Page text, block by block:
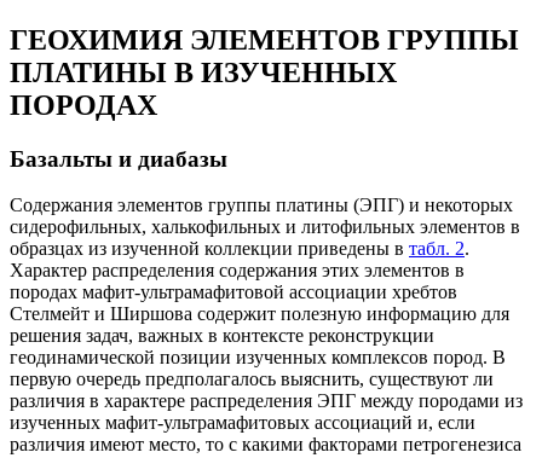
ГЕОХИМИЯ ЭЛЕМЕНТОВ ГРУППЫ
ПЛАТИНЫ В ИЗУЧЕННЫХ
ПОРОДАХ
Базальты и диабазы
Содержания элементов группы платины (ЭПГ) и некоторых
сидерофильных, халькофильных и литофильных элементов в
образцах из изученной коллекции приведены в табл. 2.
Характер распределения содержания этих элементов в
породах мафит-ультрамафитовой ассоциации хребтов
Стелмейт и Ширшова содержит полезную информацию для
решения задач, важных в контексте реконструкции
геодинамической позиции изученных комплексов пород. В
первую очередь предполагалось выяснить, существуют ли
различия в характере распределения ЭПГ между породами из
изученных мафит-ультрамафитовых ассоциаций и, если
различия имеют место, то с какими факторами петрогенезиса